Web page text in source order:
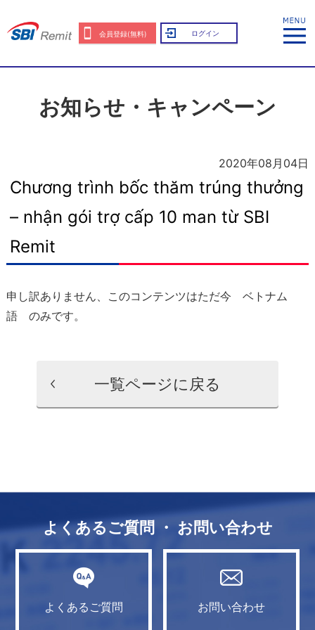
会員登録(無料) ログイン
お知らせ・キャンペーン
2020年08月04日
Chương trình bốc thăm trúng thưởng
– nhận gói trợ cấp 10 man từ SBI
Remit
申し訳ありません、このコンテンツはただ今 ベトナム
語のみです。
一覧ページに戻る
よくあるご質問 ・ お問い合わせ
よくあるご質問 お問い合わせ